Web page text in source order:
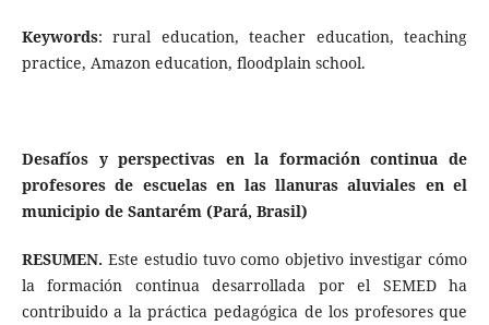
Keywords: rural education, teacher education, teaching
practice, Amazon education, floodplain school.
Desafíos y perspectivas en la formación continua de
profesores de escuelas en las llanuras aluviales en el
municipio de Santarém (Pará, Brasil)
RESUMEN. Este estudio tuvo como objetivo investigar cómo
la formación continua desarrollada por el SEMED ha
contribuido a la práctica pedagógica de los profesores que